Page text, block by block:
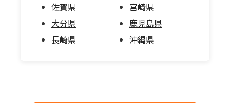
佐賀県
大分県
長崎県
宮崎県
鹿児島県
沖縄県